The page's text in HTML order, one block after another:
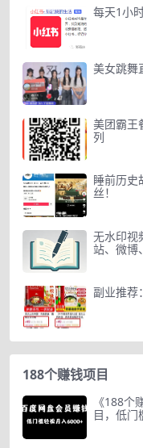
每天1小
美女跳舞
美团霸王
列
睡前历史
丝！
无水印视
站、微
副业推荐
188个赚钱项目
《188个
目，低门